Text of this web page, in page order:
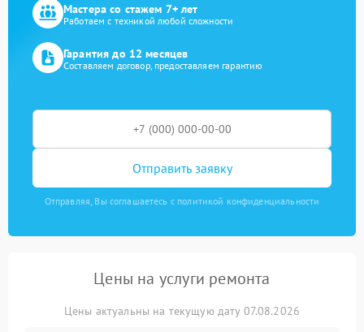
Мастера со стажем 7+ лет
Работаем с техникой любой сложности
Гарантия до 12 месяцев
Составляем договор, предоставляем гарантию
Отправить заявку
Отправляя, Вы соглашаетесь с политикой конфиденциальности
Цены на услуги ремонта
Цены актуальны на текущую дату 07.08.2026